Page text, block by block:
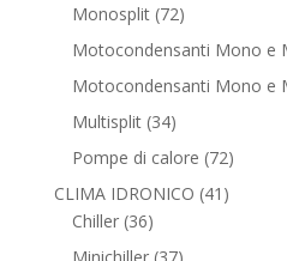
Monosplit 7272
prodotti
Motocondensanti Mono e
Motocondensanti Mono e
Multisplit 3434
prodotti
Pompe di calore 7272
prodotti
CLIMA IDRONICO 41 41
Chiller 3636
prodotti
37